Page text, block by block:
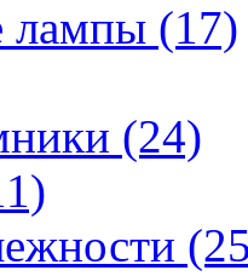
лампы (17)
(24)